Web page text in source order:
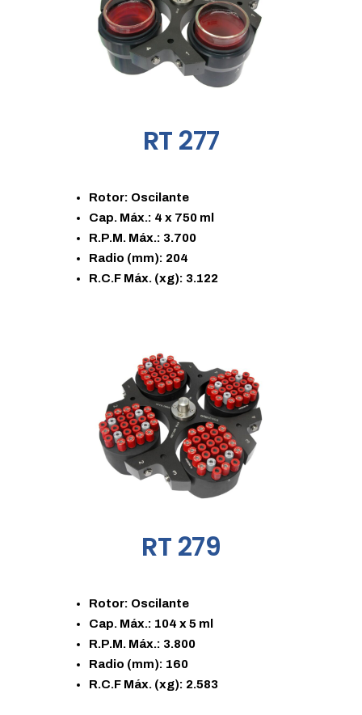
RT 277
Rotor: Oscilante
Cap. Máx.: 4 x 750 ml
R.P.M. Máx.: 3.700
Radio (mm): 204
R.C.F Máx. (xg): 3.122
RT 279
Rotor: Oscilante
Cap. Máx.: 104 x 5 ml
R.P.M. Máx.: 3.800
Radio (mm): 160
R.C.F Máx. (xg): 2.583